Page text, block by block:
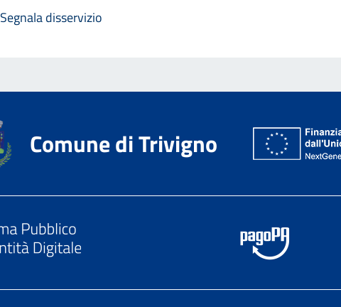
Segnala disservizio
Comune di Trivigno